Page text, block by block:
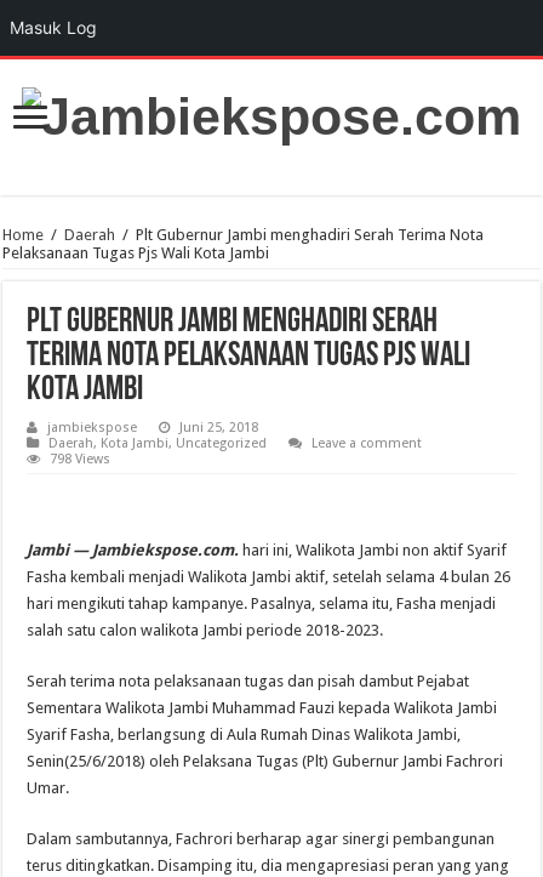
Home / Daerah / Plt Gubernur Jambi menghadiri Serah Terima Nota
Pelaksanaan Tugas Pjs Wali Kota Jambi
Plt Gubernur Jambi menghadiri Serah
Terima Nota Pelaksanaan Tugas Pjs Wali
Kota Jambi
jambiekspose
Juni 25, 2018
Daerah, Kota Jambi, Uncategorized
Leave a comment
798 Views
Jambi — Jambiekspose.com. hari ini, Walikota Jambi non aktif Syarif
Fasha kembali menjadi Walikota Jambi aktif, setelah selama 4 bulan 26
hari mengikuti tahap kampanye. Pasalnya, selama itu, Fasha menjadi
salah satu calon walikota Jambi periode 2018-2023.
Serah terima nota pelaksanaan tugas dan pisah dambut Pejabat
Sementara Walikota Jambi Muhammad Fauzi kepada Walikota Jambi
Syarif Fasha, berlangsung di Aula Rumah Dinas Walikota Jambi,
Senin(25/6/2018) oleh Pelaksana Tugas (Plt) Gubernur Jambi Fachrori
Umar.
Dalam sambutannya, Fachrori berharap agar sinergi pembangunan
terus ditingkatkan. Disamping itu, dia mengapresiasi peran yang yang
Masuk Log